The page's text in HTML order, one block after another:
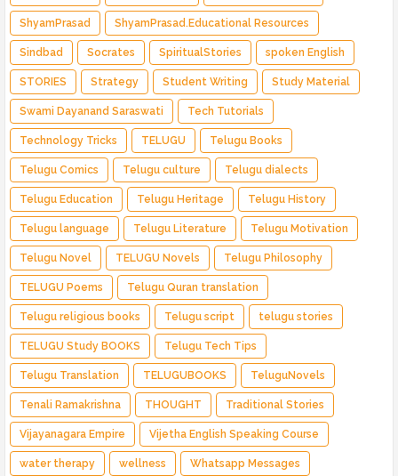
ShyamPrasad ShyamPrasad.Educational Resources
Sindbad Socrates SpiritualStories spoken English
STORIES Strategy Student Writing Study Material
Swami Dayanand Saraswati Tech Tutorials
Technology Tricks TELUGU Telugu Books
Telugu Comics Telugu culture Telugu dialects
Telugu Education Telugu Heritage Telugu History
Telugu language Telugu Literature Telugu Motivation
Telugu Novel TELUGU Novels Telugu Philosophy
TELUGU Poems Telugu Quran translation
Telugu religious books Telugu script telugu stories
TELUGU Study BOOKS Telugu Tech Tips
Telugu Translation TELUGUBOOKS TeluguNovels
Tenali Ramakrishna THOUGHT Traditional Stories
Vijayanagara Empire Vijetha English Speaking Course
water therapy wellness Whatsapp Messages